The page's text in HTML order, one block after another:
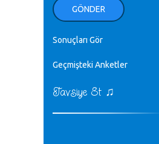
ellerinden benim için öpün.
Kurtuluş Çelebi - 07.01.2023
♪
Mavi Nota - 24.11.2022
♪
Biliyorum Cüneyt bey,
GÖNDER
Sonuçları Gör
Geçmişteki Anketler
Tavsiye Et ♫